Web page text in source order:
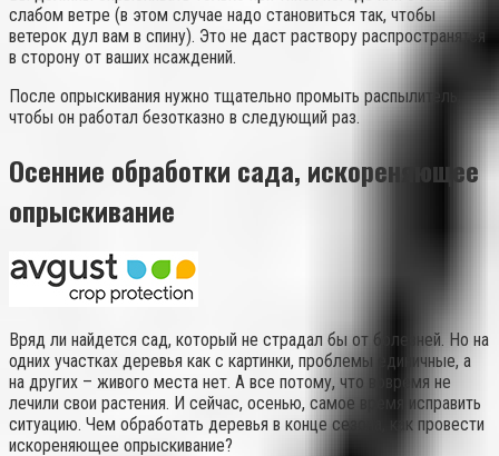
слабом ветре (в этом случае надо становиться так, чтобы
ветерок дул вам в спину). Это не даст раствору распространятся
в сторону от ваших нсаждений.
После опрыскивания нужно тщательно промыть распылитель,
чтобы он работал безотказно в следующий раз.
Осенние обработки сада, искореняющее
опрыскивание
Вряд ли найдется сад, который не страдал бы от болезней. Но на
одних участках деревья как с картинки, проблемы единичные, а
на других – живого места нет. А все потому, что вовремя не
лечили свои растения. И сейчас, осенью, самое время исправить
ситуацию. Чем обработать деревья в конце сезона, как провести
искореняющее опрыскивание?